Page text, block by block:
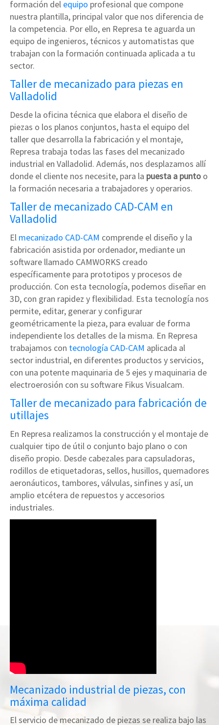
formación del equipo profesional que compone
nuestra plantilla, principal valor que nos diferencia de
la competencia. Por ello, en Represa te aguarda un
equipo de ingenieros, técnicos y automatistas que
trabajan con la formación continuada aplicada a tu
sector.
Taller de mecanizado para piezas en
Valladolid
Desde la oficina técnica que elabora el diseño de
piezas o los planos conjuntos, hasta el equipo del
taller que desarrolla la fabricación y el montaje,
Represa trabaja todas las fases del mecanizado
industrial en Valladolid. Además, nos desplazamos allí
donde el cliente nos necesite, para la puesta a punto o
la formación necesaria a trabajadores y operarios.
Taller de mecanizado CAD-CAM en
Valladolid
El mecanizado CAD-CAM comprende el diseño y la
fabricación asistida por ordenador, mediante un
software llamado CAMWORKS creado
específicamente para prototipos y procesos de
producción. Con esta tecnología, podemos diseñar en
3D, con gran rapidez y flexibilidad. Esta tecnología nos
permite, editar, generar y configurar
geométricamente la pieza, para evaluar de forma
independiente los detalles de la misma. En Represa
trabajamos con tecnología CAD-CAM aplicada al
sector industrial, en diferentes productos y servicios,
con una potente maquinaria de 5 ejes y maquinaria de
electroerosión con su software Fikus Visualcam.
Taller de mecanizado para fabricación de
utillajes
En Represa realizamos la construcción y el montaje de
cualquier tipo de útil o conjunto bajo plano o con
diseño propio. Desde cabezales para capsuladoras,
rodillos de etiquetadoras, sellos, husillos, quemadores
aeronáuticos, tambores, válvulas, sinfines y así, un
amplio etcétera de repuestos y accesorios
industriales.
Mecanizado industrial de piezas, con
máxima calidad
El servicio de mecanizado de piezas se realiza bajo las